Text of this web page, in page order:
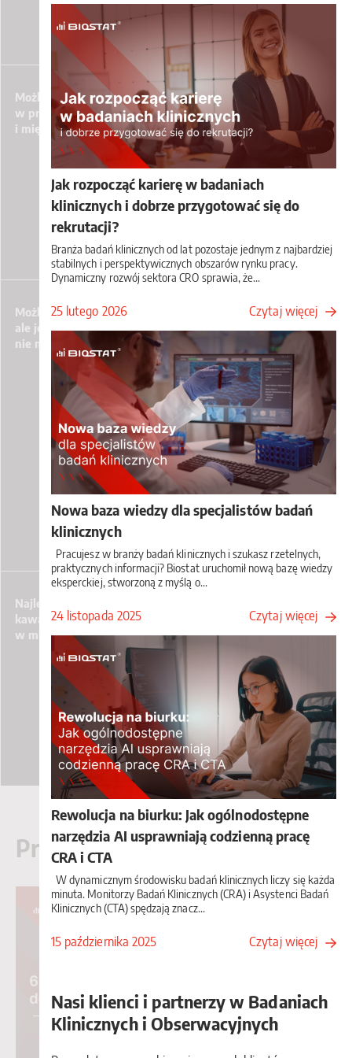
Możliwość rozwoju poprzez udział
w projektach krajowych
i międzynarodowych
Możliwość pracy zdalnej - preferujemy pracę z biura,
ale jeśli będziesz potrzebował/a popracować z domu
nie ma z tym problemu
Najlepsza nielimitowana
kawa (z mlekiem lub bez)
w mieście Rybnik
Praca w BioStat®- artykuły
Jak rozpocząć karierę w badaniach
klinicznych i dobrze przygotować się do
rekrutacji?
Branża badań klinicznych od lat pozostaje jednym z najbardziej
stabilnych i perspektywicznych obszarów rynku pracy.
Dynamiczny rozwój sektora CRO sprawia, że...
25 lutego 2026 Czytaj więcej
Nowa baza wiedzy dla specjalistów badań
klinicznych
Pracujesz w branży badań klinicznych i szukasz rzetelnych,
praktycznych informacji? Biostat uruchomił nową bazę wiedzy
eksperckiej, stworzoną z myślą o...
24 listopada 2025 Czytaj więcej
Rewolucja na biurku: Jak ogólnodostępne
narzędzia AI usprawniają codzienną pracę
CRA i CTA
W dynamicznym środowisku badań klinicznych liczy się każda
minuta. Monitorzy Badań Klinicznych (CRA) i Asystenci Badań
Klinicznych (CTA) spędzają znacz...
15 października 2025 Czytaj więcej
Nasi klienci i partnerzy w Badaniach
Klinicznych i Obserwacyjnych